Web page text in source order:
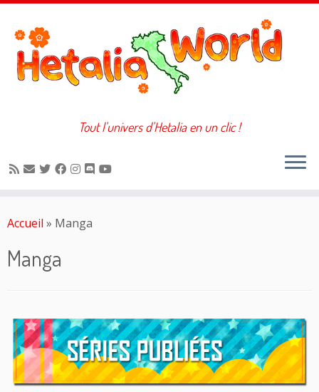
au
Tout l'univers d'Hetalia en un clic !
Accueil » Manga
Manga